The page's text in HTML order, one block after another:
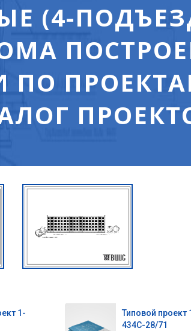
(4-
ПО
1-
Типовой проект
434С-28/71